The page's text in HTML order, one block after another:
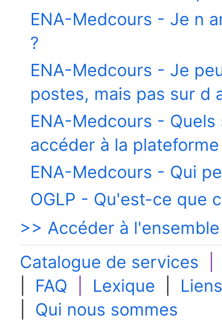
ENA-Medcours - Je n
?
ENA-Medcours - Je
postes, mais pas sur d
ENA-Medcours -
accéder à la plateforme
ENA-Medcours - Qui
OGLP - Qu'est-ce que
>> Accéder à l'ensemble
Catalogue de services
FAQ Lexique
Qui nous sommes